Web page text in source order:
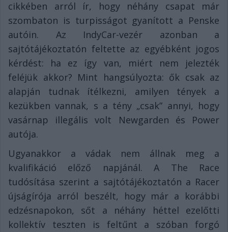
cikkében arról ír, hogy néhány csapat már
szombaton is turpisságot gyanított a Penske
autóin. Az IndyCar-vezér azonban a
sajtótájékoztatón feltette az egyébként jogos
kérdést: ha ez így van, miért nem jelezték
feléjük akkor? Mint hangsúlyozta: ők csak az
alapján tudnak ítélkezni, amilyen tények a
kezükben vannak, s a tény „csak” annyi, hogy
vasárnap illegális volt Newgarden és Power
autója.
Ugyanakkor a vádak nem állnak meg a
kvalifikáció előző napjánál. A The Race
tudósítása szerint a sajtótájékoztatón a Racer
újságírója arról beszélt, hogy már a korábbi
edzésnapokon, sőt a néhány héttel ezelőtti
kollektív teszten is feltűnt a szóban forgó